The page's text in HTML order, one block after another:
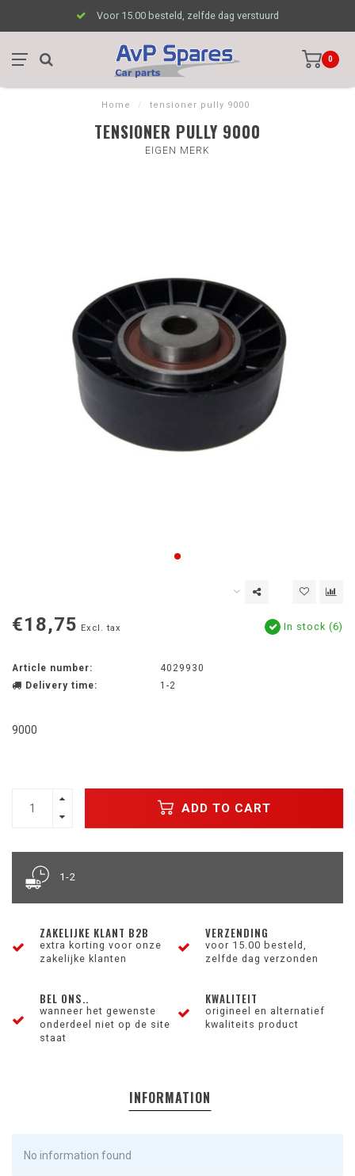
Voor 15.00 besteld, zelfde dag verstuurd
0
Home / tensioner pully 9000
TENSIONER PULLY 9000
EIGEN MERK
€18,75 Excl. tax In stock (6)
Article number:
4029930
Delivery time:
1-2
9000
ADD TO CART
1-2
ZAKELIJKE KLANT B2B
extra korting voor onze
zakelijke klanten
VERZENDING
voor 15.00 besteld,
zelfde dag verzonden
BEL ONS..
wanneer het gewenste
onderdeel niet op de site
staat
KWALITEIT
origineel en alternatief
kwaliteits product
INFORMATION
No information found